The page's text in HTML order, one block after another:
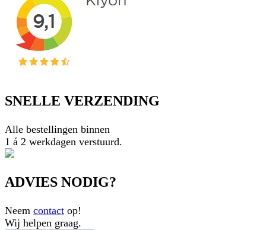
SNELLE VERZENDING
Alle bestellingen binnen
1 á 2 werkdagen verstuurd.
ADVIES NODIG?
Neem contact op!
Wij helpen graag.